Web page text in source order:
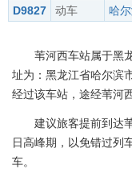
D9827
动车 哈
苇河西车站属于黑
址为：黑龙江省哈尔滨
经过该车站，途经苇河
建议旅客提前到达
日高峰期，以免错过列
车。